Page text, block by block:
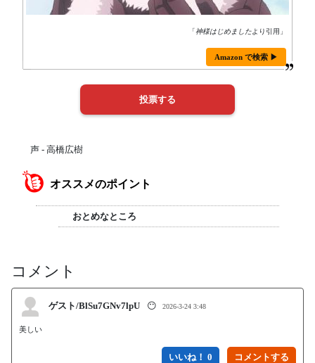
「神様はじめましたより引用」
Amazon で検索 ▶
声 - 高橋広樹
オススメのポイント
おとめなところ
コメント
ゲスト/BlSu7GNv7lpU 😶 2026-3-24 3:48
美しい
いいね！ 0